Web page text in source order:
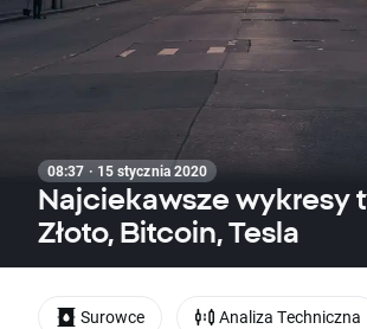
08:37 · 15 stycznia 2020
Najciekawsze wykresy
Złoto, Bitcoin, Tesla
Surowce Analiza Techniczna